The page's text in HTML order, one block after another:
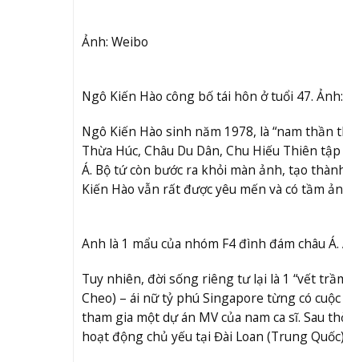
Ảnh: Weibo
Ngô Kiến Hào công bố tái hôn ở tuổi 47.
Ngô Kiến Hào sinh năm 1978, là “nam
Thừa Húc, Châu Du Dân, Chu Hiếu Thiên
Á. Bộ tứ còn bước ra khỏi màn ảnh, tạo
Kiến Hào vẫn rất được yêu mến và có tầm
Anh là 1 mẩu của nhóm F4 đình đám châu Á.
Tuy nhiên, đời sống riêng tư lại là 1 “vết
Cheo) – ái nữ tỷ phú Singapore từng có
tham gia một dự án MV của nam ca sĩ. Sau
hoạt động chủ yếu tại Đài Loan (Trung